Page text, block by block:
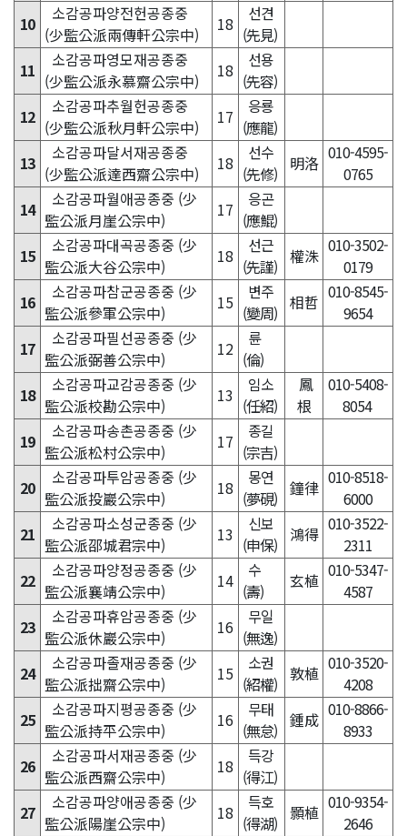
10
소감공파양전헌공종중
(少監公派兩傳軒公宗中)
18
선견
(先見)
11
소감공파영모재공종중
(少監公派永慕齋公宗中)
18
선용
(先容)
12
소감공파추월헌공종중
(少監公派秋月軒公宗中)
17
응룡
(應龍)
13
소감공파달서재공종중
(少監公派達西齋公宗中)
18
선수
(先修)
明洛 010-4595-
0765
14
소감공파월애공종중 (少
監公派月崖公宗中)
17
응곤
(應鯤)
15
소감공파대곡공종중 (少
監公派大谷公宗中)
18
선근
(先謹) 權洙 010-3502-
0179
16
소감공파참군공종중 (少
監公派參軍公宗中)
15
변주
(變周) 相哲 010-8545-
9654
17
소감공파필선공종중 (少
監公派弼善公宗中)
12
륜
(倫)
18
소감공파교감공종중 (少
監公派校勘公宗中)
13
임소
(任紹)
鳳
根
010-5408-
8054
19
소감공파송촌공종중 (少
監公派松村公宗中)
17
종길
(宗吉)
20
소감공파투암공종중 (少
監公派投巖公宗中)
18
몽연
(夢硯) 鐘律 010-8518-
6000
21
소감공파소성군종중 (少
監公派邵城君宗中)
13
신보
(申保)
鴻得 010-3522-
2311
22
소감공파양정공종중 (少
監公派襄靖公宗中)
14
수
(壽)
玄植 010-5347-
4587
23
소감공파휴암공종중 (少
監公派休巖公宗中)
16
무일
(無逸)
24
소감공파졸재공종중 (少
監公派拙齋公宗中)
15
소권
(紹權) 敦植 010-3520-
4208
25
소감공파지평공종중 (少
監公派持平公宗中)
16
무태
(無怠) 鍾成 010-8866-
8933
26
소감공파서재공종중 (少
監公派西齋公宗中)
18
득강
(得江)
27
소감공파양애공종중 (少
監公派陽崖公宗中)
18
득호
(得湖) 顥植 010-9354-
2646